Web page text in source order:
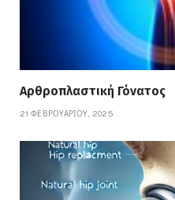
Αρθροπλαστική Γόνατος
21 ΦΕΒΡΟΥΑΡΊΟΥ, 2025